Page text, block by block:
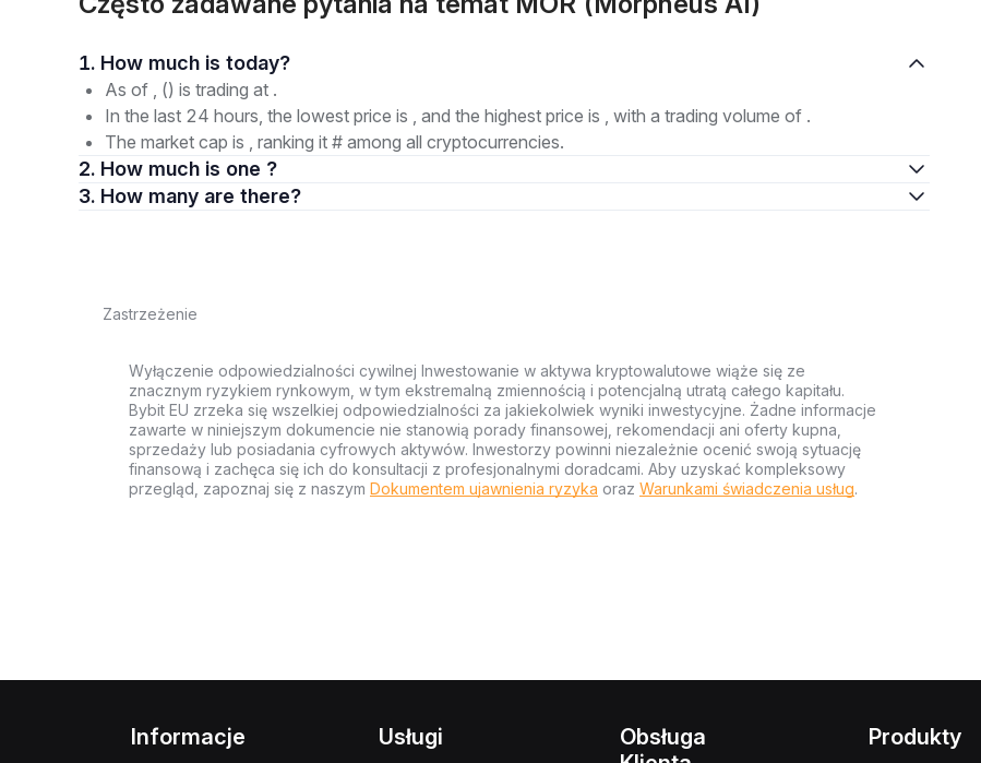
1. How much is today?
As of , () is trading at .
In the last 24 hours, the lowest price is , and the highest price is , with a trading volume of .
The market cap is , ranking it # among all cryptocurrencies.
2. How much is one ?
3. How many are there?
Zastrzeżenie
Wyłączenie odpowiedzialności cywilnej Inwestowanie w aktywa kryptowalutowe wiąże się ze
znacznym ryzykiem rynkowym, w tym ekstremalną zmiennością i potencjalną utratą całego kapitału.
Bybit EU zrzeka się wszelkiej odpowiedzialności za jakiekolwiek wyniki inwestycyjne. Żadne informacje
zawarte w niniejszym dokumencie nie stanowią porady finansowej, rekomendacji ani oferty kupna,
sprzedaży lub posiadania cyfrowych aktywów. Inwestorzy powinni niezależnie ocenić swoją sytuację
finansową i zachęca się ich do konsultacji z profesjonalnymi doradcami. Aby uzyskać kompleksowy
przegląd, zapoznaj się z naszym Dokumentem ujawnienia ryzyka oraz Warunkami świadczenia usług.
Informacje Usługi
Obsługa
Produkty